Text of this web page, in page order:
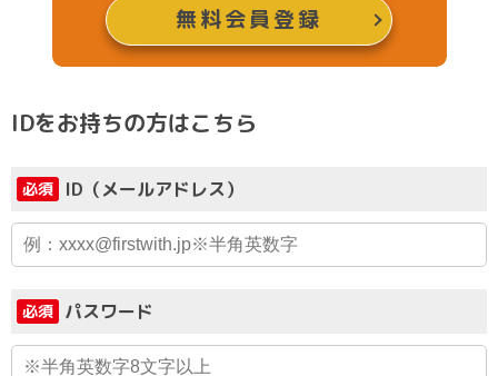
無料会員登録
IDをお持ちの方はこちら
必須 ID（メールアドレス）
必須 パスワード